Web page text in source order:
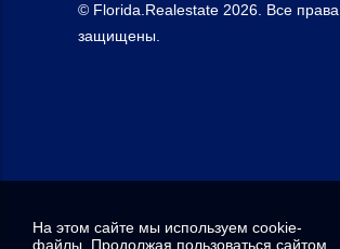
© Florida.Realestate 2026. Все права
защищены.
На этом сайте мы используем cookie-
файлы. Продолжая пользоваться сайтом,